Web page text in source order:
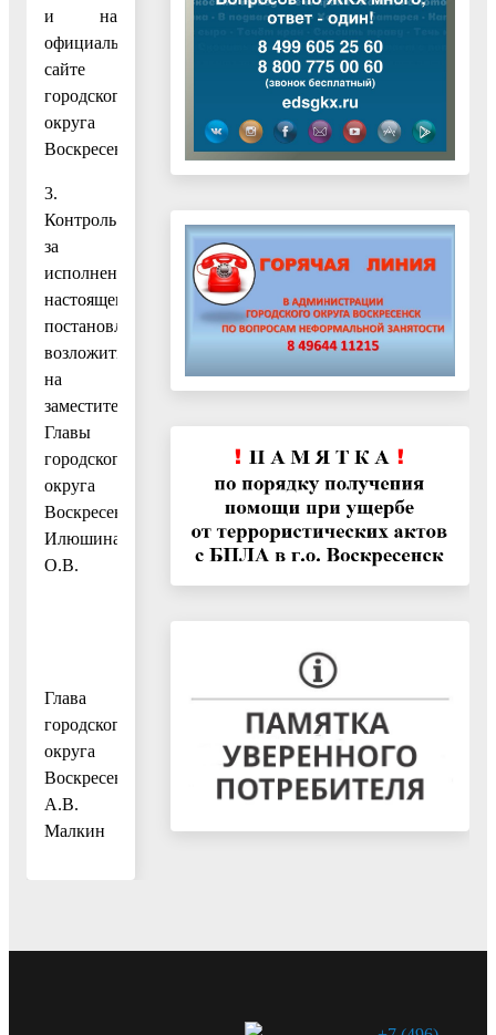
и на
официальном
сайте
городского
округа
Воскресенск.
3.
Контроль
за
исполнением
настоящего
постановления
возложить
на
заместителя
Главы
городского
округа
Воскресенск
Илюшина
О.В.
Глава
городского
округа
Воскресенск
А.В.
Малкин